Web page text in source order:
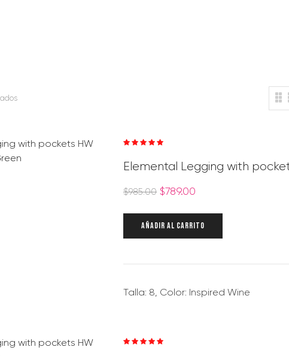
5.00
Elemental Legging with
$985.00 $789.00
AÑADIR AL CARRITO
Talla: 8, Color: Inspired Wine